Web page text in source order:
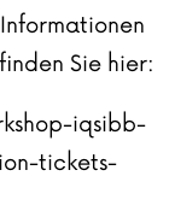
Sie hier:
iqsibb-
tickets-